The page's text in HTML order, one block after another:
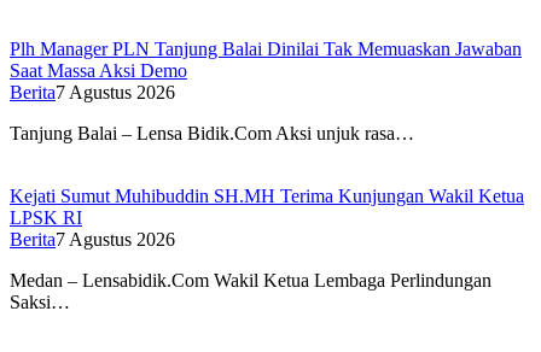
Plh Manager PLN Tanjung Balai Dinilai Tak Memuaskan Jawaban
Saat Massa Aksi Demo
Berita7 Agustus 2026
Tanjung Balai – Lensa Bidik.Com Aksi unjuk rasa…
Kejati Sumut Muhibuddin SH.MH Terima Kunjungan Wakil Ketua
LPSK RI
Berita7 Agustus 2026
Medan – Lensabidik.Com Wakil Ketua Lembaga Perlindungan
Saksi…